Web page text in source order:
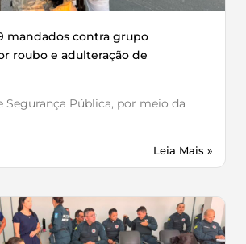
mandados contra grupo
roubo e adulteração de
Segurança Pública, por meio da
Leia Mais »